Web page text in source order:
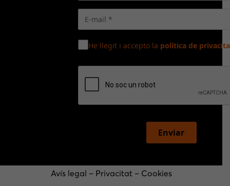
He llegit i accepto la política de
Enviar
Avís legal – Privacitat – Cookies